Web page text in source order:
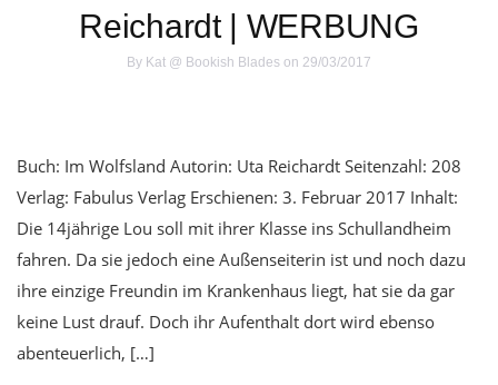
Reichardt | WERBUNG
By Kat @ Bookish Blades on 29/03/2017
Buch: Im Wolfsland Autorin: Uta Reichardt Seitenzahl: 208
Verlag: Fabulus Verlag Erschienen: 3. Februar 2017 Inhalt:
Die 14jährige Lou soll mit ihrer Klasse ins Schullandheim
fahren. Da sie jedoch eine Außenseiterin ist und noch dazu
ihre einzige Freundin im Krankenhaus liegt, hat sie da gar
keine Lust drauf. Doch ihr Aufenthalt dort wird ebenso
abenteuerlich, […]